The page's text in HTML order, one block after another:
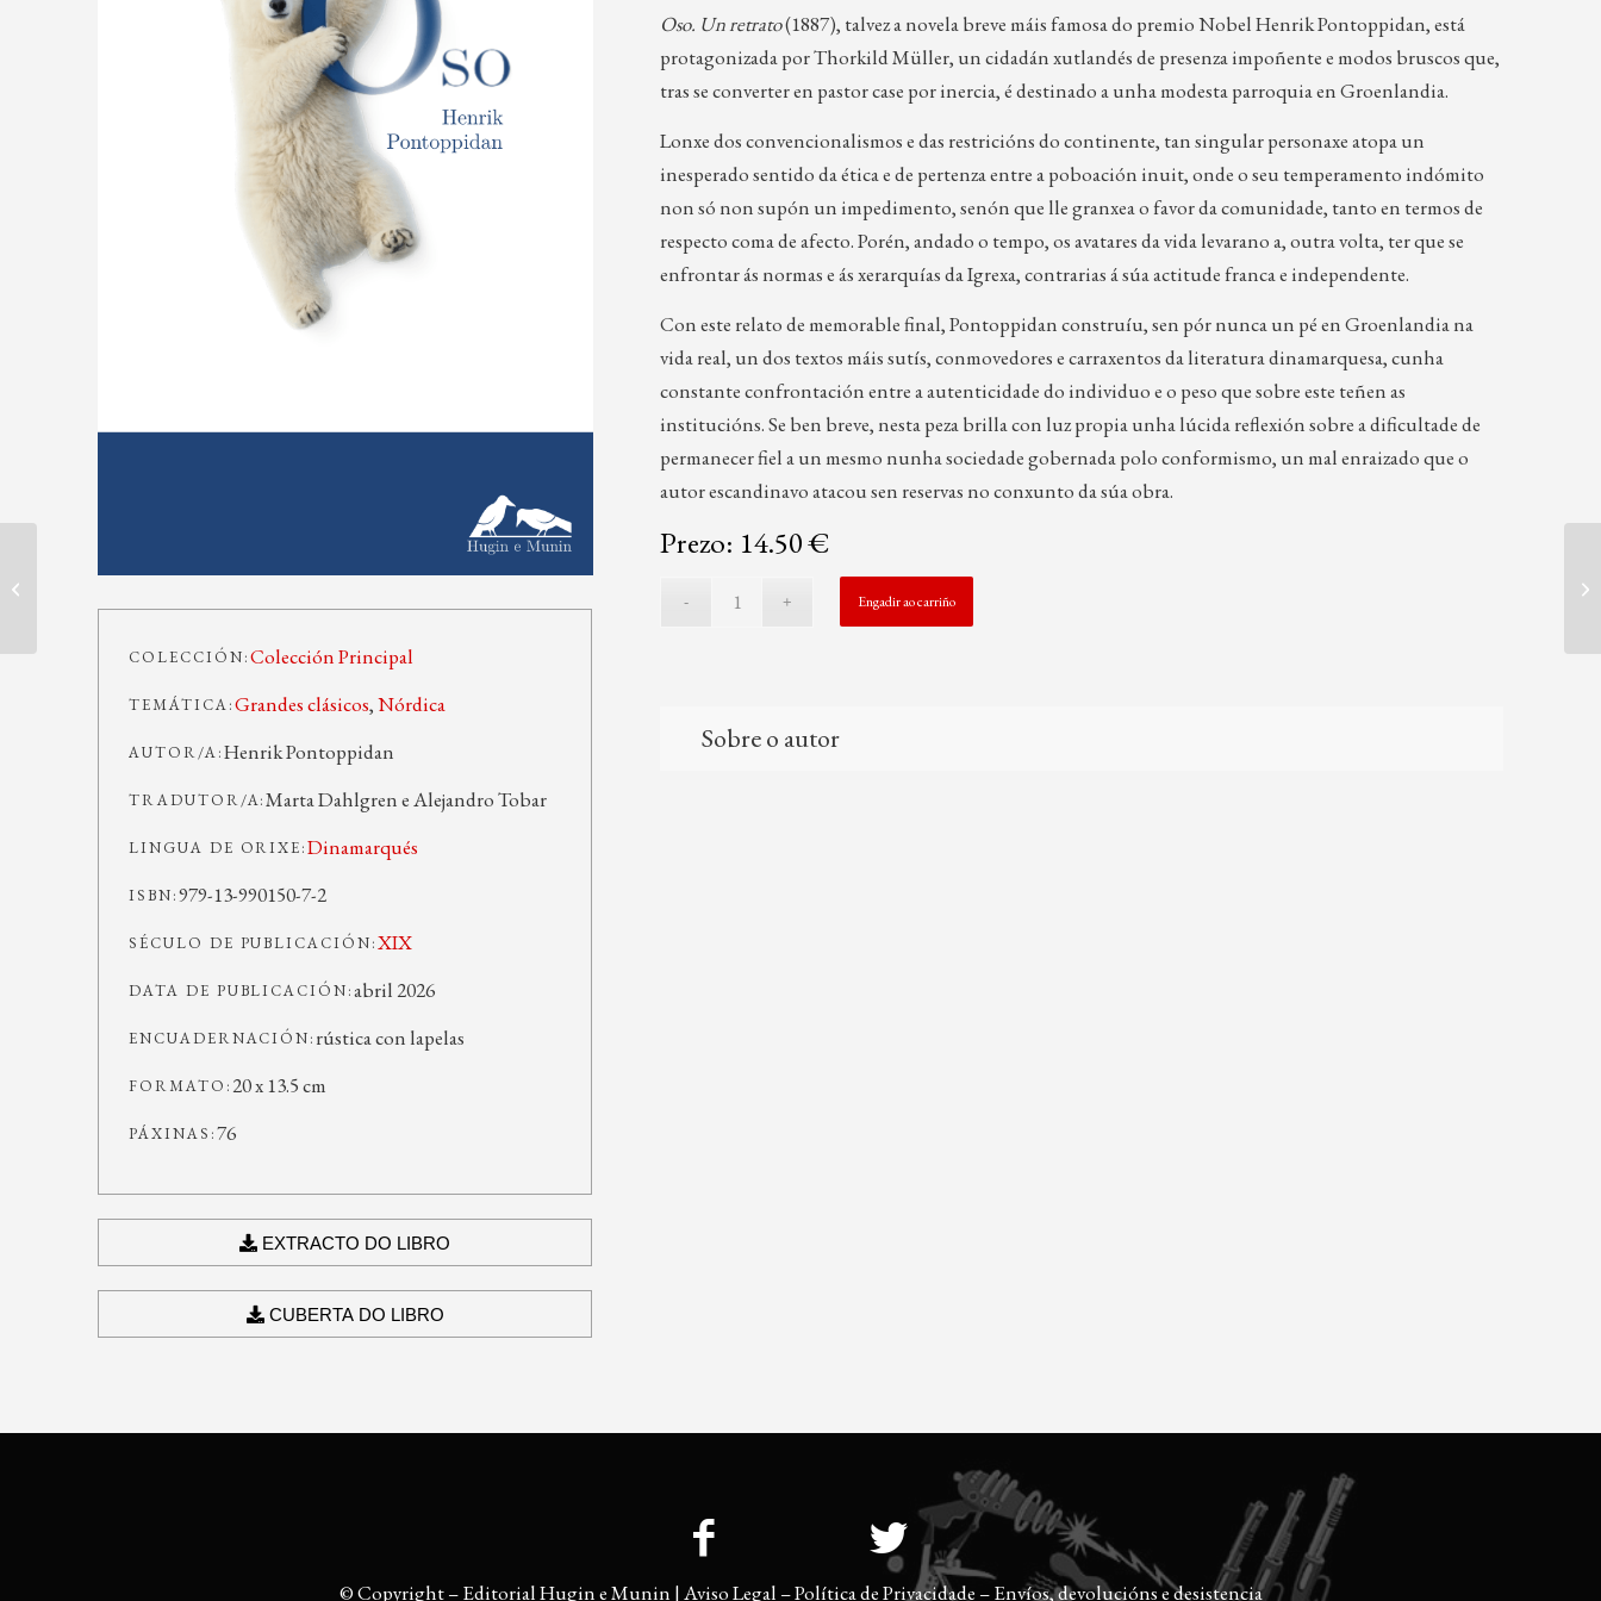
Oso. Un retrato(1887), talvez a novela breve máis famosa do premio Nobel Henrik Pontoppidan, está
protagonizada por Thorkild Müller, un cidadán xutlandés de presenza impoñente e modos bruscos que,
tras se converter en pastor case por inercia, é destinado a unha modesta parroquia en Groenlandia.
Lonxe dos convencionalismos e das restricións do continente, tan singular personaxe atopa un
inesperado sentido da ética e de pertenza entre a poboación inuit, onde o seu temperamento indómito
non só non supón un impedimento, senón que lle granxea o favor da comunidade, tanto en termos de
respecto coma de afecto. Porén, andado o tempo, os avatares da vida levarano a, outra volta, ter que se
enfrontar ás normas e ás xerarquías da Igrexa, contrarias á súa actitude franca e independente.
Con este relato de memorable final, Pontoppidan construíu, sen pór nunca un pé en Groenlandia na
vida real, un dos textos máis sutís, conmovedores e carraxentos da literatura dinamarquesa, cunha
constante confrontación entre a autenticidade do individuo e o peso que sobre este teñen as
institucións. Se ben breve, nesta peza brilla con luz propia unha lúcida reflexión sobre a dificultade de
permanecer fiel a un mesmo nunha sociedade gobernada polo conformismo, un mal enraizado que o
autor escandinavo atacou sen reservas no conxunto da súa obra.
Prezo: 14.50 €
Engadir ao carriño
Sobre o autor
COLECCIÓN:Colección Principal
TEMÁTICA:Grandes clásicos,Nórdica
AUTOR/A:Henrik Pontoppidan
TRADUTOR/A:Marta Dahlgren e Alejandro Tobar
LINGUA DE ORIXE:Dinamarqués
ISBN:979-13-990150-7-2
SÉCULO DE PUBLICACIÓN:XIX
DATA DE PUBLICACIÓN:abril 2026
ENCUADERNACIÓN: rústica con lapelas
FORMATO: 20 x 13.5 cm
PÁXINAS:76
EXTRACTO DO LIBRO
CUBERTA DO LIBRO
© Copyright – Editorial Hugin e Munin |Aviso Legal –Política de Privacidade –Envíos, devolucións e desistencia